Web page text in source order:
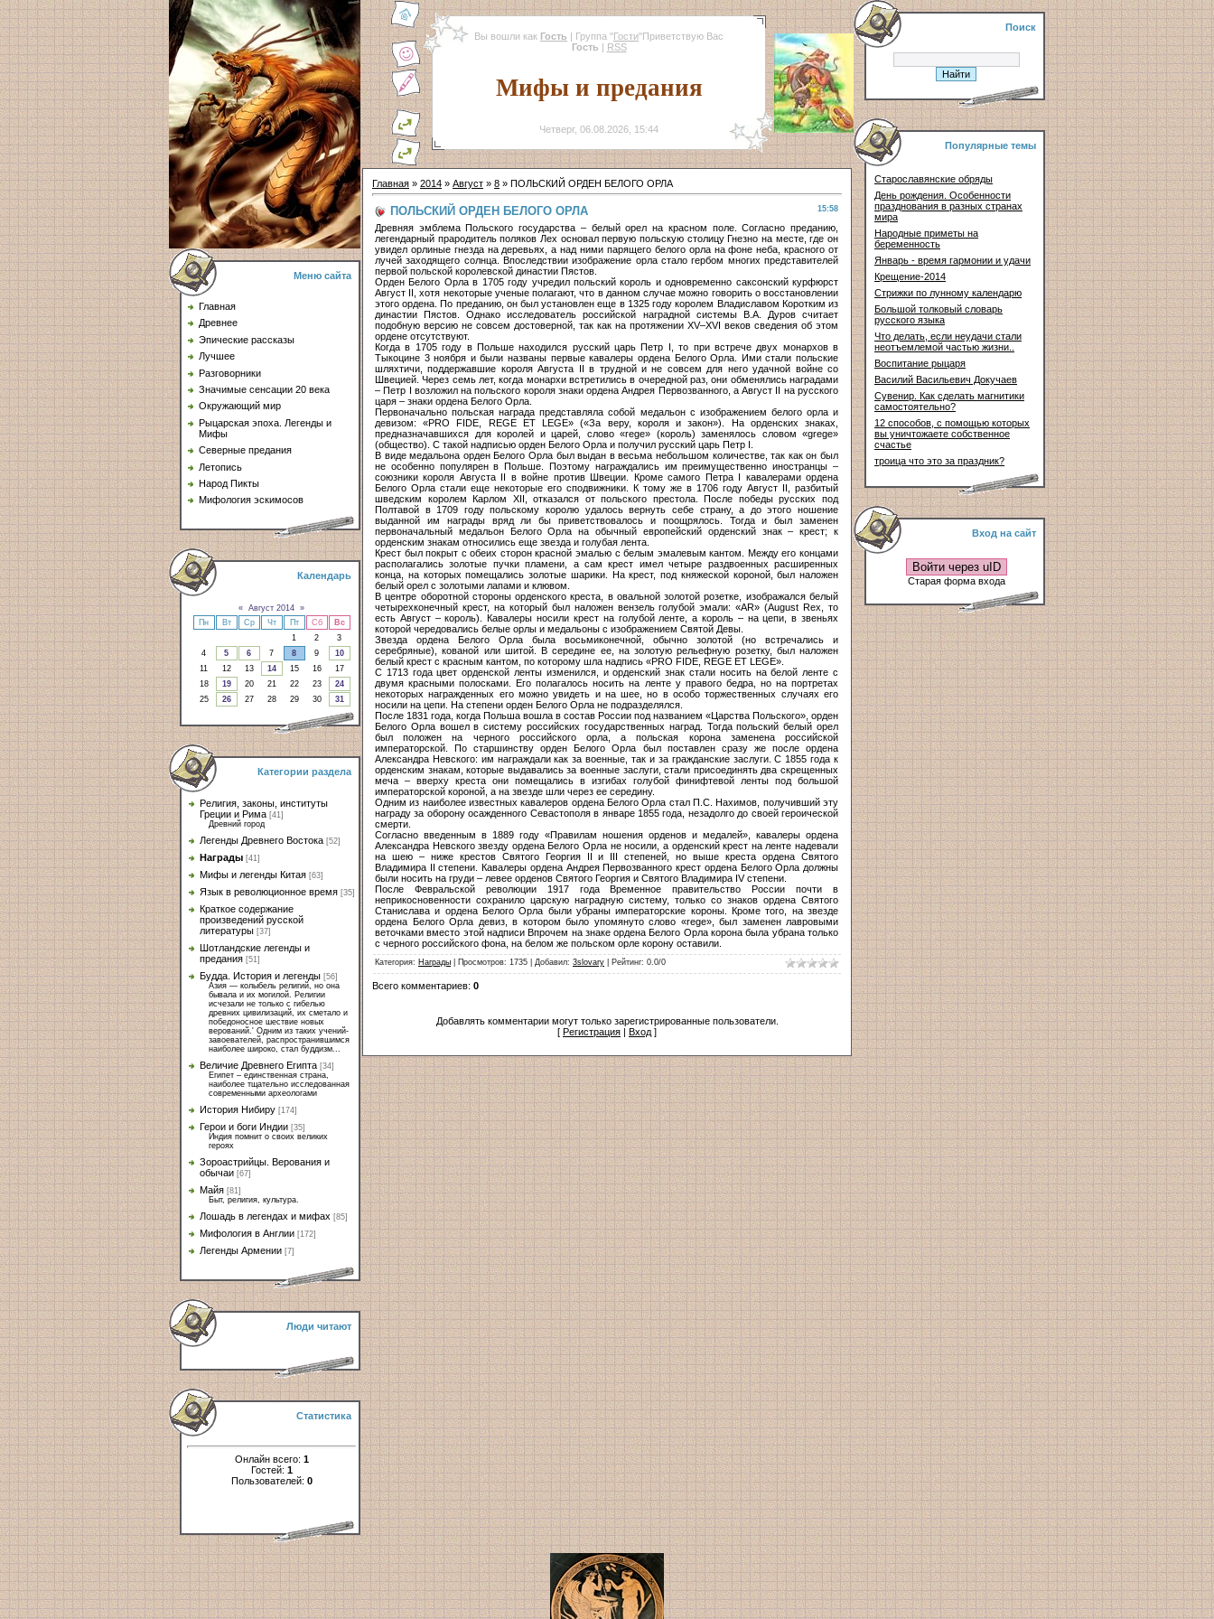
Меню сайта
Главная
Древнее
Эпические рассказы
Лучшее
Разговорники
Значимые сенсации 20 века
Окружающий мир
Рыцарская эпоха. Легенды и
Мифы
Северные предания
Летопись
Народ Пикты
Мифология эскимосов
Календарь
« Август 2014 »
Пн
Вт Ср Чт Пт Сб
Вс
1
2
3
4
5 6 7 8 9
10
11
12 13 14 15 16
17
18
19 20 21 22 23
24
25
26 27 28 29 30 31
Категории раздела
Религия, законы, институты
Греции и Рима [41]
Древний город
Легенды Древнего Востока [52]
Награды [41]
Мифы и легенды Китая [63]
Язык в революционное время [35]
Краткое содержание
произведений русской
литературы [37]
Шотландские легенды и
предания [51]
Будда. История и легенды [56]
Азия — колыбель религий, но она
бывала и их могилой. Религии
исчезали не только с гибелью
древних цивилизаций, их сметало и
победоносное шествие новых
верований.' Одним из таких учений-
завоевателей, распространившимся
наиболее широко, стал буддизм...
Величие Древнего Египта [34]
Египет – единственная страна,
наиболее тщательно исследованная
современными археологами
История Нибиру [174]
Герои и боги Индии [35]
Индия помнит о своих великих
героях
Зороастрийцы. Верования и
обычаи [67]
Майя [81]
Быт, религия, культура.
Лошадь в легендах и мифах [85]
Мифология в Англии [172]
Легенды Армении [7]
Люди читают
Статистика
Онлайн всего: 1
Гостей: 1
Пользователей: 0
Вы вошли как Гость | Группа "Гости"Приветствую Вас
Гость | RSS
Мифы и предания
Четверг, 06.08.2026, 15:44
Главная » 2014 » Август » 8 » ПОЛЬСКИЙ ОРДЕН БЕЛОГО ОРЛА
15:58
ПОЛЬСКИЙ ОРДЕН БЕЛОГО ОРЛА
Древняя эмблема Польского государства – белый орел на красном поле. Согласно преданию,
легендарный прародитель поляков Лех основал первую польскую столицу Гнезно на месте, где он
увидел орлиные гнезда на деревьях, а над ними парящего белого орла на фоне неба, красного от
лучей заходящего солнца. Впоследствии изображение орла стало гербом многих представителей
первой польской королевской династии Пястов.
Орден Белого Орла в 1705 году учредил польский король и одновременно саксонский курфюрст
Август II, хотя некоторые ученые полагают, что в данном случае можно говорить о восстановлении
этого ордена. По преданию, он был установлен еще в 1325 году королем Владиславом Коротким из
династии Пястов. Однако исследователь российской наградной системы В.А. Дуров считает
подобную версию не совсем достоверной, так как на протяжении XV–XVI веков сведения об этом
ордене отсутствуют.
Когда в 1705 году в Польше находился русский царь Петр I, то при встрече двух монархов в
Тыкоцине 3 ноября и были названы первые кавалеры ордена Белого Орла. Ими стали польские
шляхтичи, поддержавшие короля Августа II в трудной и не совсем для него удачной войне со
Швецией. Через семь лет, когда монархи встретились в очередной раз, они обменялись наградами
– Петр I возложил на польского короля знаки ордена Андрея Первозванного, а Август II на русского
царя – знаки ордена Белого Орла.
Первоначально польская награда представляла собой медальон с изображением белого орла и
девизом: «PRO FIDE, REGE ET LEGE» («За веру, короля и закон»). На орденских знаках,
предназначавшихся для королей и царей, слово «rege» (король) заменялось словом «grege»
(общество). С такой надписью орден Белого Орла и получил русский царь Петр I.
В виде медальона орден Белого Орла был выдан в весьма небольшом количестве, так как он был
не особенно популярен в Польше. Поэтому награждались им преимущественно иностранцы –
союзники короля Августа II в войне против Швеции. Кроме самого Петра I кавалерами ордена
Белого Орла стали еще некоторые его сподвижники. К тому же в 1706 году Август II, разбитый
шведским королем Карлом XII, отказался от польского престола. После победы русских под
Полтавой в 1709 году польскому королю удалось вернуть себе страну, а до этого ношение
выданной им награды вряд ли бы приветствовалось и поощрялось. Тогда и был заменен
первоначальный медальон Белого Орла на обычный европейский орденский знак – крест; к
орденским знакам относились еще звезда и голубая лента.
Крест был покрыт с обеих сторон красной эмалью с белым эмалевым кантом. Между его концами
располагались золотые пучки пламени, а сам крест имел четыре раздвоенных расширенных
конца, на которых помещались золотые шарики. На крест, под княжеской короной, был наложен
белый орел с золотыми лапами и клювом.
В центре оборотной стороны орденского креста, в овальной золотой розетке, изображался белый
четырехконечный крест, на который был наложен вензель голубой эмали: «AR» (August Rex, то
есть Август – король). Кавалеры носили крест на голубой ленте, а король – на цепи, в звеньях
которой чередовались белые орлы и медальоны с изображением Святой Девы.
Звезда ордена Белого Орла была восьмиконечной, обычно золотой (но встречались и
серебряные), кованой или шитой. В середине ее, на золотую рельефную розетку, был наложен
белый крест с красным кантом, по которому шла надпись «PRO FIDE, REGE ET LEGE».
С 1713 года цвет орденской ленты изменился, и орденский знак стали носить на белой ленте с
двумя красными полосками. Его полагалось носить на ленте у правого бедра, но на портретах
некоторых награжденных его можно увидеть и на шее, но в особо торжественных случаях его
носили на цепи. На степени орден Белого Орла не подразделялся.
После 1831 года, когда Польша вошла в состав России под названием «Царства Польского», орден
Белого Орла вошел в систему российских государственных наград. Тогда польский белый орел
был положен на черного российского орла, а польская корона заменена российской
императорской. По старшинству орден Белого Орла был поставлен сразу же после ордена
Александра Невского: им награждали как за военные, так и за гражданские заслуги. С 1855 года к
орденским знакам, которые выдавались за военные заслуги, стали присоединять два скрещенных
меча – вверху креста они помещались в изгибах голубой финифтевой ленты под большой
императорской короной, а на звезде шли через ее середину.
Одним из наиболее известных кавалеров ордена Белого Орла стал П.С. Нахимов, получивший эту
награду за оборону осажденного Севастополя в январе 1855 года, незадолго до своей героической
смерти.
Согласно введенным в 1889 году «Правилам ношения орденов и медалей», кавалеры ордена
Александра Невского звезду ордена Белого Орла не носили, а орденский крест на ленте надевали
на шею – ниже крестов Святого Георгия II и III степеней, но выше креста ордена Святого
Владимира II степени. Кавалеры ордена Андрея Первозванного крест ордена Белого Орла должны
были носить на груди – левее орденов Святого Георгия и Святого Владимира IV степени.
После Февральской революции 1917 года Временное правительство России почти в
неприкосновенности сохранило царскую наградную систему, только со знаков ордена Святого
Станислава и ордена Белого Орла были убраны императорские короны. Кроме того, на звезде
ордена Белого Орла девиз, в котором было упомянуто слово «rege», был заменен лавровыми
веточками вместо этой надписи Впрочем на знаке ордена Белого Орла корона была убрана только
с черного российского фона, на белом же польском орле корону оставили.
Категория: Награды Просмотров: 1735 Добавил: 3slovary Рейтинг: 0.0/0
Всего комментариев: 0
Добавлять комментарии могут только зарегистрированные пользователи.
[ Регистрация | Вход ]
Поиск
Популярные темы
Старославянские обряды
День рождения. Особенности
празднования в разных странах
мира
Народные приметы на
беременность
Январь - время гармонии и удачи
Крещение-2014
Стрижки по лунному календарю
Большой толковый словарь
русского языка
Что делать, если неудачи стали
неотъемлемой частью жизни..
Воспитание рыцаря
Василий Васильевич Докучаев
Сувенир. Как сделать магнитики
самостоятельно?
12 способов, с помощью которых
вы уничтожаете собственное
счастье
троица что это за праздник?
Вход на сайт
Войти через uID
Старая форма входа